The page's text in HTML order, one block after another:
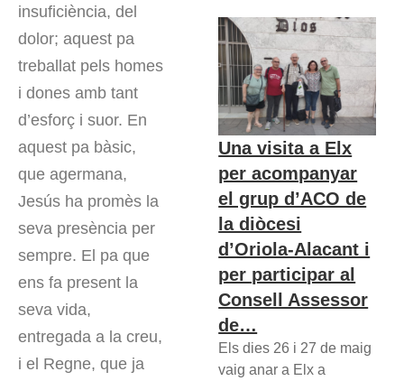
insuficiència, del
dolor; aquest pa
treballat pels homes
i dones amb tant
d’esforç i suor. En
aquest pa bàsic,
que agermana,
Jesús ha promès la
seva presència per
sempre. El pa que
ens fa present la
seva vida,
entregada a la creu,
i el Regne, que ja
Una visita a Elx
per acompanyar
el grup d’ACO de
la diòcesi
d’Oriola-Alacant i
per participar al
Consell Assessor
de…
Els dies 26 i 27 de maig
vaig anar a Elx a